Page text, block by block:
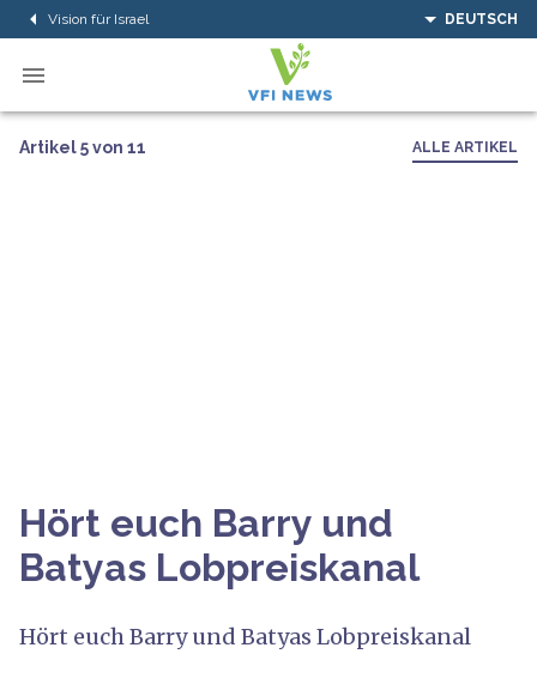
Vision für Israel DEUTSCH
Artikel 5 von 11 ALLE ARTIKEL
Hört euch Barry und
Batyas Lobpreiskanal
Hört euch Barry und Batyas Lobpreiskanal